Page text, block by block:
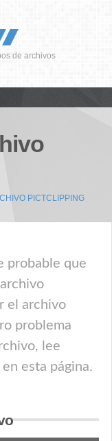
de archivos
PICTCLIPPING
probable que
el archivo
problema
lee
esta página.